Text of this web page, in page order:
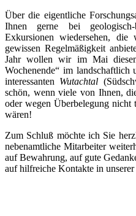
Über die eigentliche
Ihnen gerne bei geologisch-
Exkursionen wiedersehen,
gewissen Regelmäßigkeit
Jahr wollen wir im Mai
Wochenende“ im landschaftlich
interessanten Wutachtal
schön, wenn viele von Ihnen,
oder wegen Überbelegung nicht
wären!
Zum Schluß möchte ich Sie
nebenamtliche Mitarbeiter
auf Bewahrung, auf gute
auf hilfreiche Kontakte in